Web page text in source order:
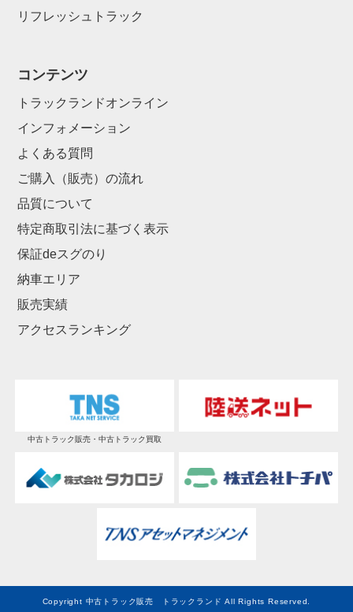
リフレッシュトラック
コンテンツ
トラックランドオンライン
インフォメーション
よくある質問
ご購入（販売）の流れ
品質について
特定商取引法に基づく表示
保証deスグのり
納車エリア
販売実績
アクセスランキング
中古トラック販売・中古トラック買取
Copyright 中古トラック販売 トラックランド All Rights Reserved.